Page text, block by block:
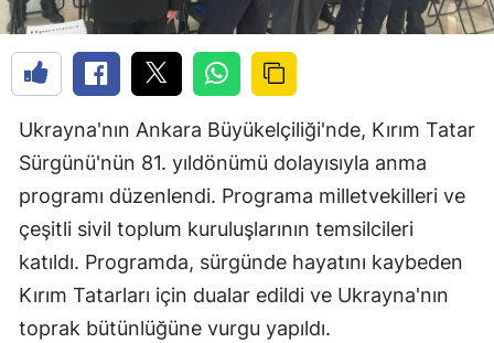
Ukrayna'nın Ankara Büyükelçiliği'nde, Kırım Tatar
Sürgünü'nün 81. yıldönümü dolayısıyla anma
programı düzenlendi. Programa milletvekilleri ve
çeşitli sivil toplum kuruluşlarının temsilcileri
katıldı. Programda, sürgünde hayatını kaybeden
Kırım Tatarları için dualar edildi ve Ukrayna'nın
toprak bütünlüğüne vurgu yapıldı.